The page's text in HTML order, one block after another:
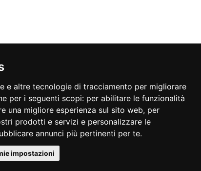
e altre tecnologie di tracciamento per migliorare
per i seguenti scopi: per abilitare le funzionalità
una migliore esperienza sul sito web, per
prodotti e servizi e personalizzare le
annunci più pertinenti per te.
impostazioni
- C.F.- P.I.- R.I. 02011381205 - R.E.A. BO 405904